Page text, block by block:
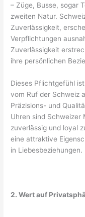
– Züge, Busse, sogar
zweiten Natur.
Zuverlässigkeit,
Verpflichtungen
Zuverlässigkeit
ihre persönlichen
Dieses Pflichtgefühl
vom Ruf der Schweiz
Präzisions- und
Uhren sind Schweizer
zuverlässig und loyal
eine attraktive
in Liebesbeziehungen.
2. Wert auf